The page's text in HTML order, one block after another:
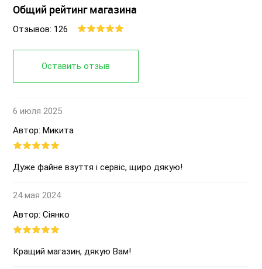
Общий рейтинг магазина
Отзывов: 126
Оставить отзыв
6 июля 2025
Автор: Микита
Дуже файне взуття і сервіс, щиро дякую!
24 мая 2024
Автор: Сіянко
Кращий магазин, дякую Вам!